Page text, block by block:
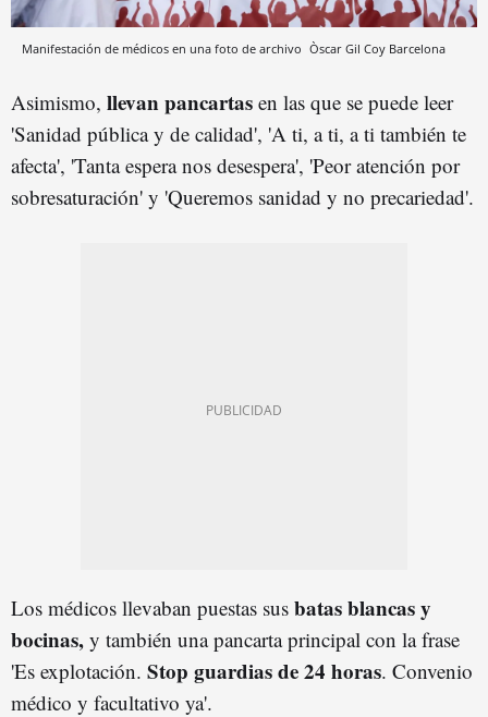
Manifestación de médicos en una foto de archivo Òscar Gil Coy Barcelona
Asimismo, llevan pancartas en las que se puede leer
'Sanidad pública y de calidad', 'A ti, a ti, a ti también te
afecta', 'Tanta espera nos desespera', 'Peor atención por
sobresaturación' y 'Queremos sanidad y no precariedad'.
Los médicos llevaban puestas sus batas blancas y
bocinas, y también una pancarta principal con la frase
'Es explotación. Stop guardias de 24 horas. Convenio
médico y facultativo ya'.